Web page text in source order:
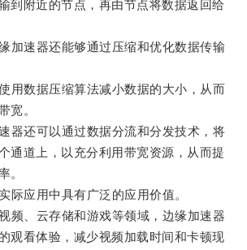
到附近的节点，再由节点将数据返回给
速器还能够通过压缩和优化数据传输
数据压缩算法减小数据的大小，从而
宽。
还可以通过数据分流和分发技术，将
通道上，以充分利用带宽资源，从而提
。
应用中具有广泛的应用价值。
、云存储和游戏等领域，边缘加速器
观看体验，减少视频加载时间和卡顿现